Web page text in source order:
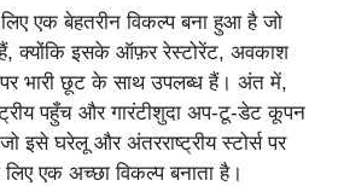
एक बेहतरीन विकल्प बना हुआ है जो
क्योंकि इसके ऑफ़र रेस्टोरेंट, अवकाश
पर भारी छूट के साथ उपलब्ध हैं। अंत में,
पहुँच और गारंटीशुदा अप-टू-डेट कूपन
इसे घरेलू और अंतरराष्ट्रीय स्टोर्स पर
एक अच्छा विकल्प बनाता है।